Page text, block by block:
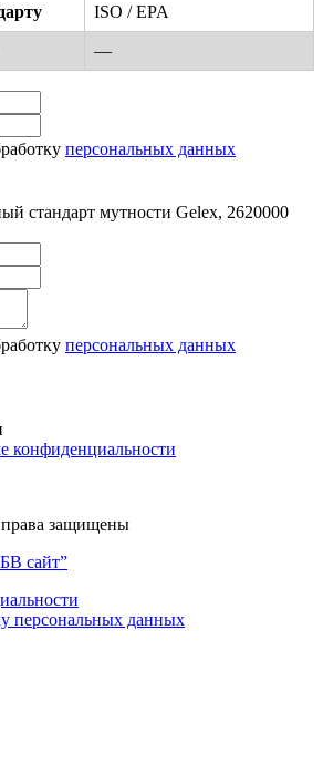
ISO / EPA
—
персональных данных
стандарт мутности Gelex, 2620000
персональных данных
конфиденциальности
защищены
сайт”
персональных данных